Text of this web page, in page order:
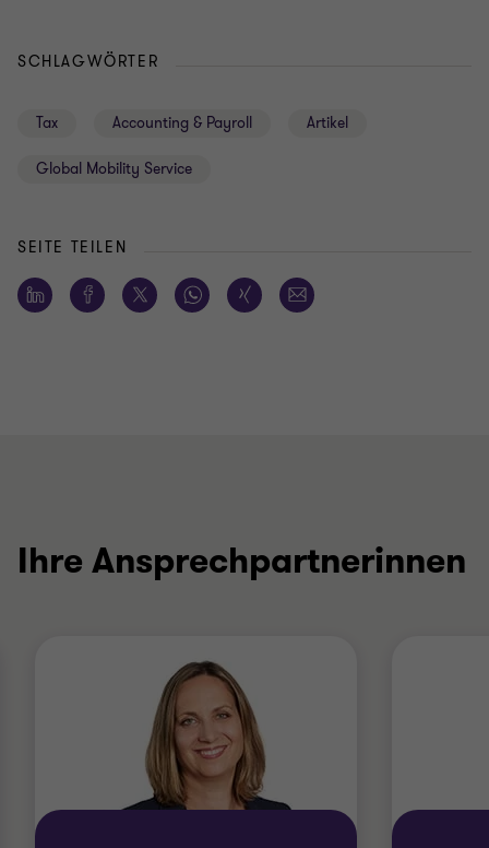
SCHLAGWÖRTER
Tax Accounting & Payroll Artikel
Global Mobility Service
SEITE TEILEN
Ihre Ansprechpartnerinnen